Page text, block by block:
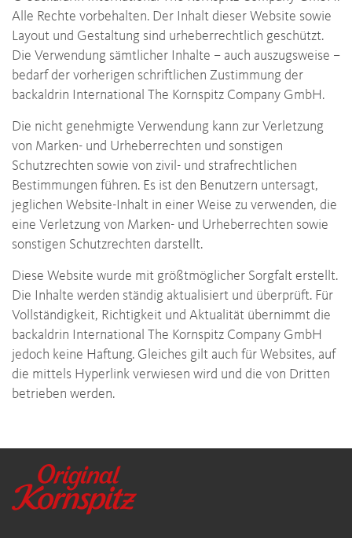
Alle Rechte vorbehalten. Der Inhalt dieser Website sowie
Layout und Gestaltung sind urheberrechtlich geschützt.
Die Verwendung sämtlicher Inhalte – auch auszugsweise –
bedarf der vorherigen schriftlichen Zustimmung der
backaldrin International The Kornspitz Company GmbH.
Die nicht genehmigte Verwendung kann zur Verletzung
von Marken- und Urheberrechten und sonstigen
Schutzrechten sowie von zivil- und strafrechtlichen
Bestimmungen führen. Es ist den Benutzern untersagt,
jeglichen Website-Inhalt in einer Weise zu verwenden, die
eine Verletzung von Marken- und Urheberrechten sowie
sonstigen Schutzrechten darstellt.
Diese Website wurde mit größtmöglicher Sorgfalt erstellt.
Die Inhalte werden ständig aktualisiert und überprüft. Für
Vollständigkeit, Richtigkeit und Aktualität übernimmt die
backaldrin International The Kornspitz Company GmbH
jedoch keine Haftung. Gleiches gilt auch für Websites, auf
die mittels Hyperlink verwiesen wird und die von Dritten
betrieben werden.